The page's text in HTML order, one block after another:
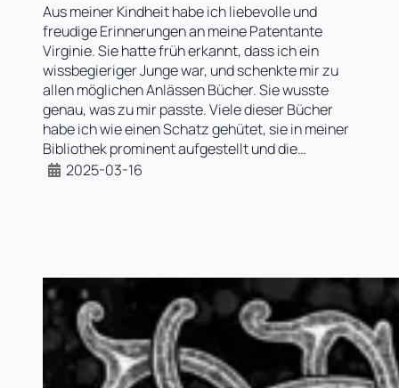
Aus meiner Kindheit habe ich liebevolle und
freudige Erinnerungen an meine Patentante
Virginie. Sie hatte früh erkannt, dass ich ein
wissbegieriger Junge war, und schenkte mir zu
allen möglichen Anlässen Bücher. Sie wusste
genau, was zu mir passte. Viele dieser Bücher
habe ich wie einen Schatz gehütet, sie in meiner
Bibliothek prominent aufgestellt und die…
2025-03-16